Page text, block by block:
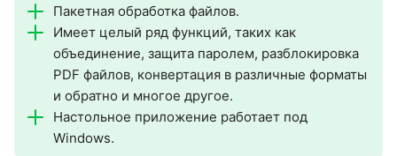
Пакетная обработка файлов.
Имеет целый ряд функций, таких как
объединение, защита паролем, разблокировка
PDF файлов, конвертация в различные форматы
и обратно и многое другое.
Настольное приложение работает под
Windows.